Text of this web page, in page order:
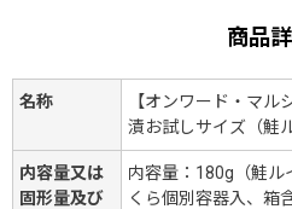
商品
名称
【オンワード・マル
漬お試しサイズ（鮭
内容量又は
固形量及び
内容量：180g（鮭ル
くら個別容器入、箱